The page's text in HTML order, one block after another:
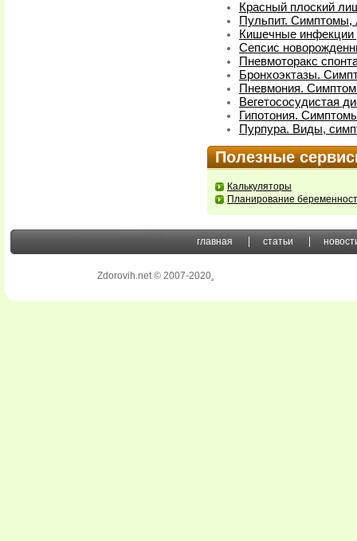
Красный плоский
Пульпит. Симптомы,
Кишечные инфекции
Сепсис
Пневмоторакс
Бронхоэктазы.
Пневмония.
Вегетососудистая
Гипотония.
Пурпура. Виды,
Полезные
Калькуляторы
Планирование
главная статьи
Zdorovih.net © 2007-2020